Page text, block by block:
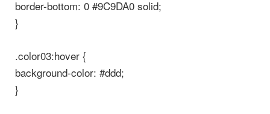
border-bottom: 0 #9C9DA0 solid;
}
.color03:hover {
background-color: #ddd;
}